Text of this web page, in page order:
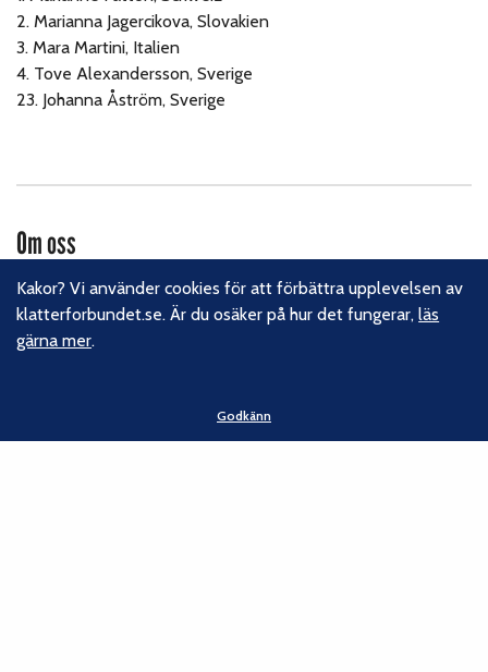
2. Marianna Jagercikova, Slovakien
3. Mara Martini, Italien
4. Tove Alexandersson, Sverige
23. Johanna Åström, Sverige
Om oss
Svenska Klätterförbundet består av ett 80-tal klubbar och
över 16 000 medlemmar. Vi finns från Trelleborg i söder till
Kiruna i norr. Klättrarna i Sverige är dock betydligt fler och vi
Kakor? Vi använder cookies för att förbättra upplevelsen av
klatterforbundet.se. Är du osäker på hur det fungerar,läs
gärna mer.
Godkänn